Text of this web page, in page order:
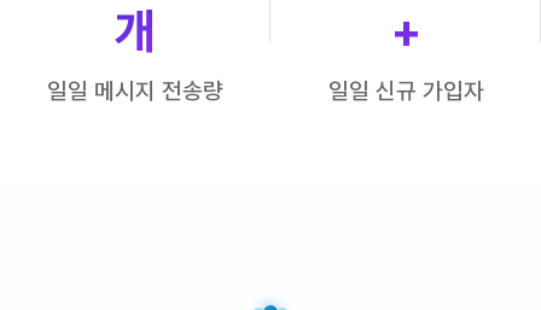
개
일일 메시지 전송량
+
일일 신규 가입자